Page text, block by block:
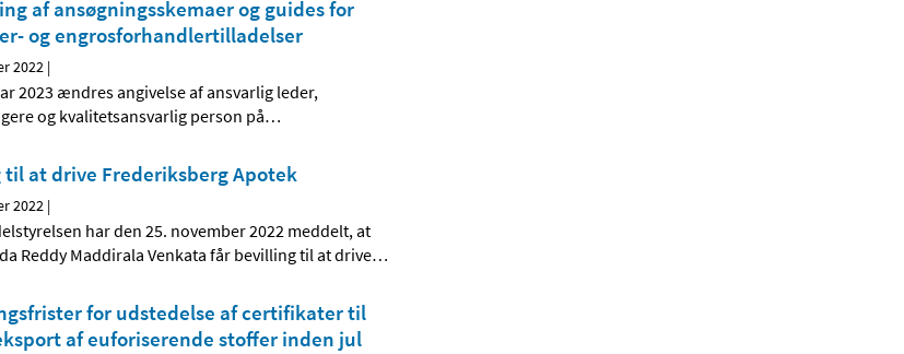
af ansøgningsskemaer og guides for
og engrosforhandlertilladelser
2022 |
2023 ændres angivelse af ansvarlig leder,
og kvalitetsansvarlig person på…
til at drive Frederiksberg Apotek
2022 |
har den 25. november 2022 meddelt, at
Reddy Maddirala Venkata får bevilling til at drive…
for udstedelse af certifikater til
af euforiserende stoffer inden jul